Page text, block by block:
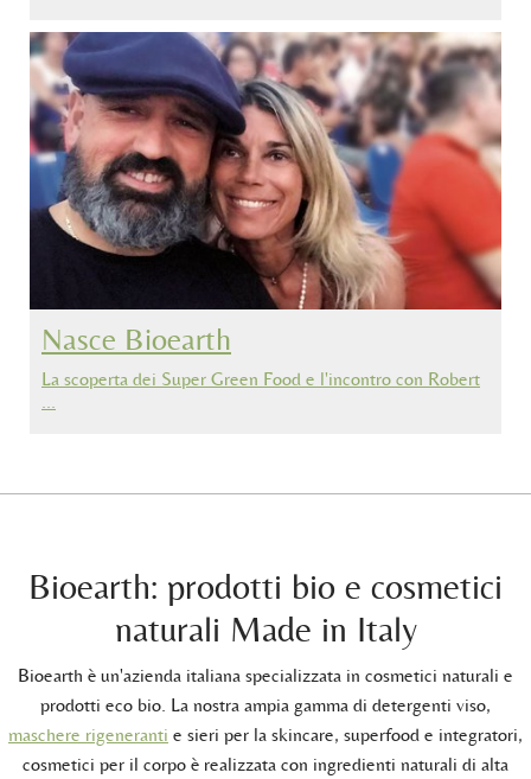
Nasce Bioearth
La scoperta dei Super Green Food e l'incontro con Robert
…
Bioearth: prodotti bio e cosmetici
naturali Made in Italy
Bioearth è un'azienda italiana specializzata in cosmetici naturali e
prodotti eco bio. La nostra ampia gamma di detergenti viso,
maschere rigeneranti e sieri per la skincare, superfood e integratori,
cosmetici per il corpo è realizzata con ingredienti naturali di alta